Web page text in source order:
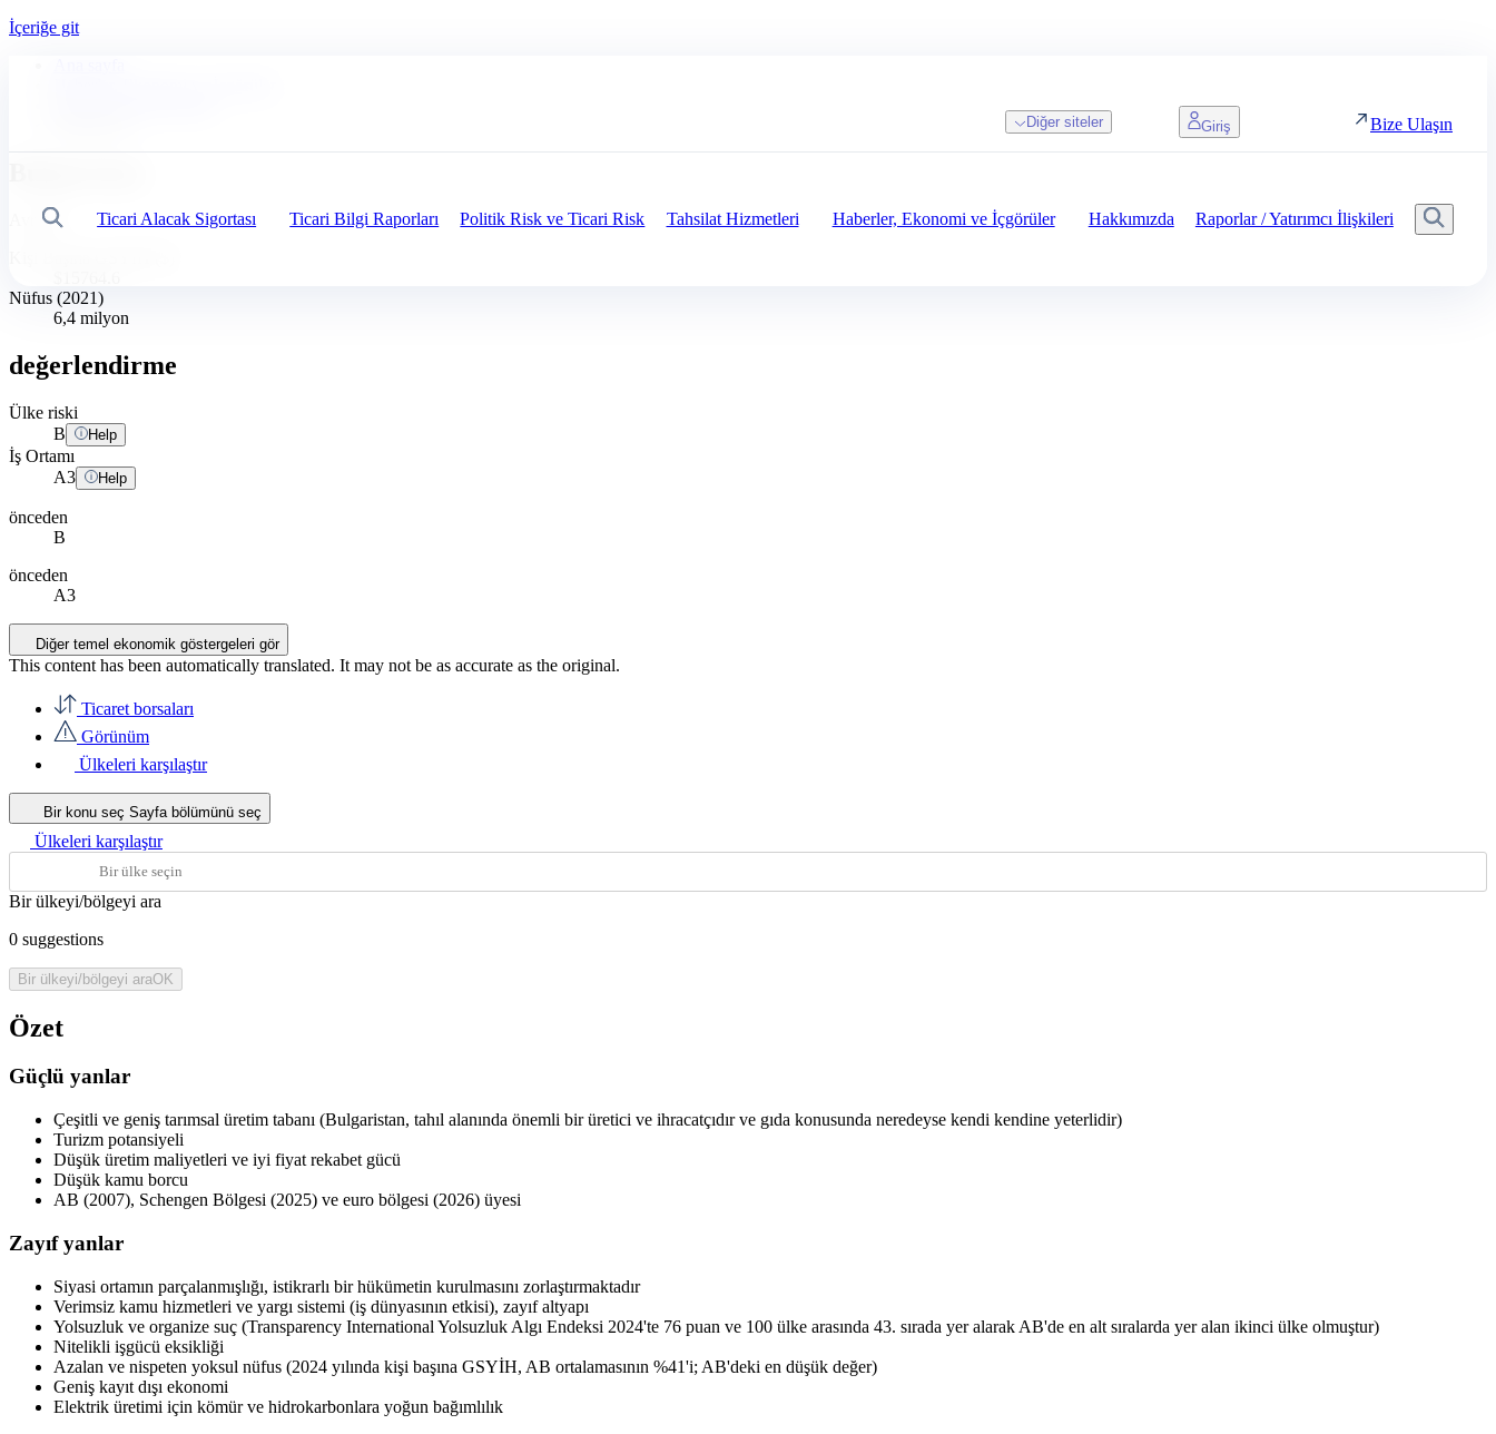
İçeriğe git
AramaTicari Alacak Sigortası Ticari Bilgi Raporları Politik Risk ve Ticari Risk Tahsilat Hizmetleri Haberler, Ekonomi ve İçgörüler Hakkımızda Raporlar / Yatırımcı İlişkileri
Diğer siteler Giriş Bize Ulaşın
Avrupa
Nüfus (2021)
6,4 milyon
değerlendirme
Ülke riski
B
Help
İş Ortamı
A3 Help
önceden
B
önceden
A3
Diğer temel ekonomik göstergeleri gör
This content has been automatically translated. It may not be as accurate as the original.
Ticaret borsaları
Görünüm
Ülkeleri karşılaştır
Bir konu seç Sayfa bölümünü seç
Ülkeleri karşılaştır
Bir ülkeyi/bölgeyi ara
0 suggestions
Bir ülkeyi/bölgeyi araOK
Özet
Güçlü yanlar
Çeşitli ve geniş tarımsal üretim tabanı (Bulgaristan, tahıl alanında önemli bir üretici ve ihracatçıdır ve gıda konusunda neredeyse kendi kendine yeterlidir)
Turizm potansiyeli
Düşük üretim maliyetleri ve iyi fiyat rekabet gücü
Düşük kamu borcu
AB (2007), Schengen Bölgesi (2025) ve euro bölgesi (2026) üyesi
Zayıf yanlar
Siyasi ortamın parçalanmışlığı, istikrarlı bir hükümetin kurulmasını zorlaştırmaktadır
Verimsiz kamu hizmetleri ve yargı sistemi (iş dünyasının etkisi), zayıf altyapı
Yolsuzluk ve organize suç (Transparency International Yolsuzluk Algı Endeksi 2024'te 76 puan ve 100 ülke arasında 43. sırada yer alarak AB'de en alt sıralarda yer alan ikinci ülke olmuştur)
Nitelikli işgücü eksikliği
Azalan ve nispeten yoksul nüfus (2024 yılında kişi başına GSYİH, AB ortalamasının %41'i; AB'deki en düşük değer)
Geniş kayıt dışı ekonomi
Elektrik üretimi için kömür ve hidrokarbonlara yoğun bağımlılık